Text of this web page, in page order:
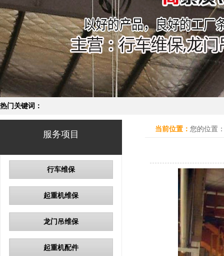
热门关键词：
服务项目
行车维保
起重机维保
龙门吊维保
起重机配件
当前位置： 您的位置